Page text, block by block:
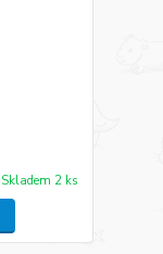
Skladem 2 ks